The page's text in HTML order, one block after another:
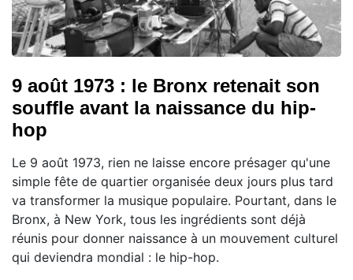
9 août 1973 : le Bronx retenait son
souffle avant la naissance du hip-
hop
Le 9 août 1973, rien ne laisse encore présager qu'une
simple fête de quartier organisée deux jours plus tard
va transformer la musique populaire. Pourtant, dans le
Bronx, à New York, tous les ingrédients sont déjà
réunis pour donner naissance à un mouvement culturel
qui deviendra mondial : le hip-hop.